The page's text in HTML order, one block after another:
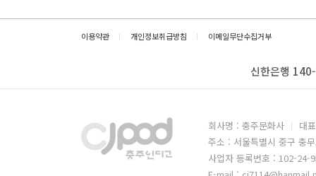
이용약관 개인정보취급방침 이메일무단수집거부
신한은행
회사명 : 충주문화사
대
주소 : 서울특별시 중구 충
사업자 등록번호 : 102-24-